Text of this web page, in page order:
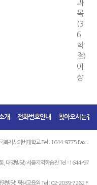
개 전화번호안내 찾아오시는길
복지사이버대학교 Tel : 1644-9775 Fax :
, 대명빌딩) 서울지역학습관 Tel : 1644-97
빌딩) 평생교육원 Tel : 02-2039-7262 F